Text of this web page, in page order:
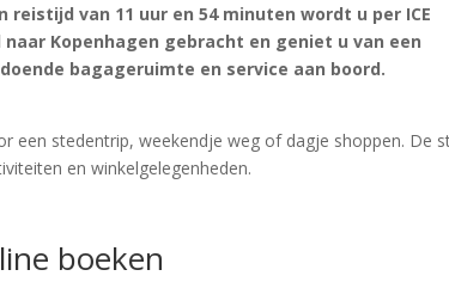
van 11 uur en 54 minuten wordt u per ICE
Kopenhagen gebracht en geniet u van een
bagageruimte en service aan boord.
een stedentrip, weekendje weg of dagje shoppen. De
en winkelgelegenheden.
boeken